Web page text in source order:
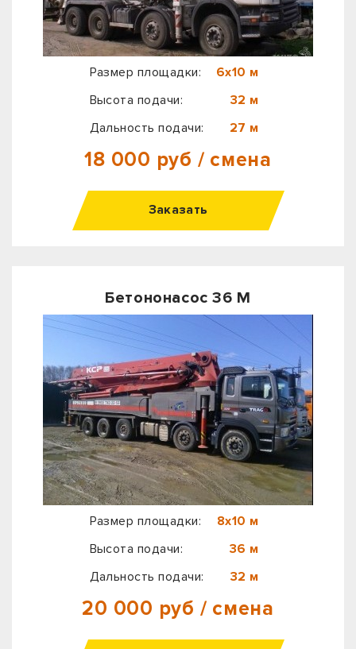
Размер площадки:
6х10 м
Высота подачи:
32 м
Дальность подачи:
27 м
18 000 руб / смена
Заказать
Бетононасос 36 М
Размер площадки:
8х10 м
Высота подачи:
36 м
Дальность подачи:
32 м
20 000 руб / смена